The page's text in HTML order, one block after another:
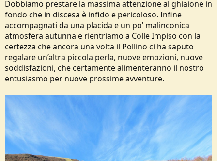
Dobbiamo prestare la massima attenzione al ghiaione in
fondo che in discesa è infido e pericoloso. Infine
accompagnati da una placida e un po’ malinconica
atmosfera autunnale rientriamo a Colle Impiso con la
certezza che ancora una volta il Pollino ci ha saputo
regalare un’altra piccola perla, nuove emozioni, nuove
soddisfazioni, che certamente alimenteranno il nostro
entusiasmo per nuove prossime avventure.